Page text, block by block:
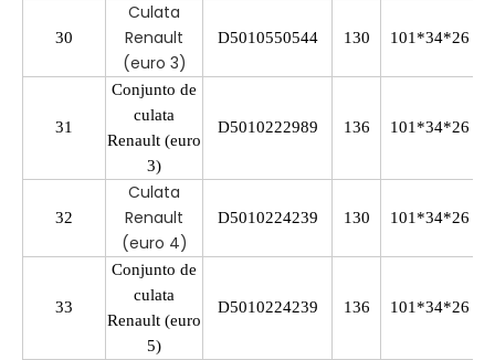
30
Culata
Renault
(euro 3)
D5010550544 130 101*34*26
31
Conjunto de
culata
Renault (euro
3)
D5010222989 136 101*34*26
32
Culata
Renault
(euro 4)
D5010224239 130 101*34*26
33
Conjunto de
culata
Renault (euro
5)
D5010224239 136 101*34*26